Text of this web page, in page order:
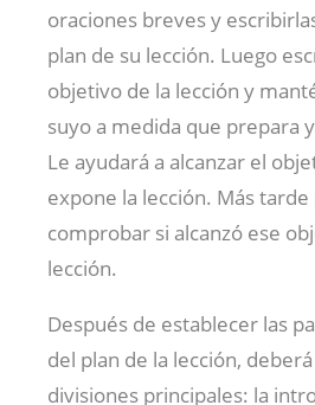
oraciones breves y
plan de su lección. Luego
objetivo de la lección y
suyo a medida que prepara
Le ayudará a alcanzar el
expone la lección. Más
comprobar si alcanzó ese
lección.
Después de establecer las
del plan de la lección,
divisiones principales: la